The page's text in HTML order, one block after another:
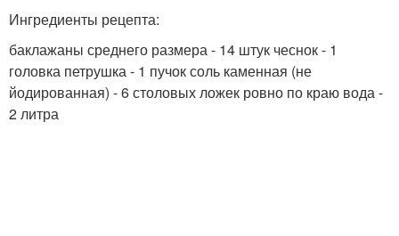
Ингредиенты рецепта:
баклажаны среднего размера - 14 штук чеснок - 1
головка петрушка - 1 пучок соль каменная (не
йодированная) - 6 столовых ложек ровно по краю вода -
2 литра